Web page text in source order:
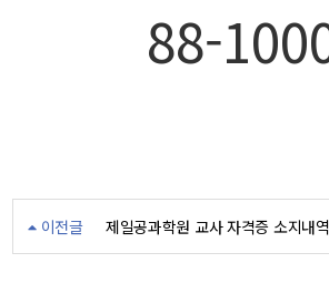
88-1
이전글 제일공과학원 교사 자격증 소지내